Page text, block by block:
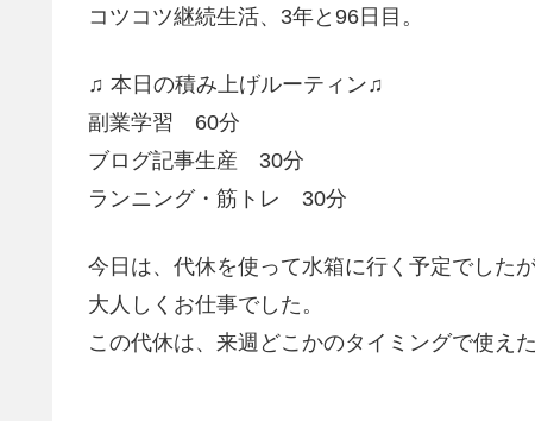
コツコツ継続生活、3年と96日目。
♫ 本日の積み上げルーティン♫
副業学習 60分
ブログ記事生産 30分
ランニング・筋トレ 30分
今日は、代休を使って水箱に行く予定でした
大人しくお仕事でした。
この代休は、来週どこかのタイミングで使えた